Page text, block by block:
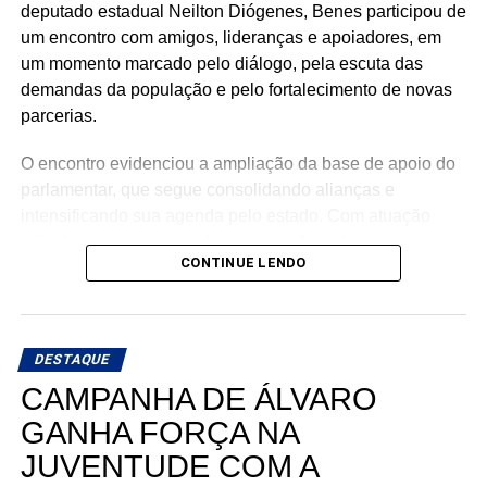
Norte. Um mandato presente, atuante e comprometido em
fazer a diferença na vida dos potiguares.
deputado estadual Neilton Diógenes, Benes participou de
um encontro com amigos, lideranças e apoiadores, em
um momento marcado pelo diálogo, pela escuta das
demandas da população e pelo fortalecimento de novas
parcerias.
O encontro evidenciou a ampliação da base de apoio do
parlamentar, que segue consolidando alianças e
voltada para o municipalismo e a defesa de investimentos
para os municípios potiguares, Benes tem reforçado o
desenvolvimento do Rio Grande do Norte.
A mobilização em Macaíba representa mais um passo na
construção de uma campanha que busca ampliar sua
presença em todas as regiões do estado, fortalecendo o
diálogo com a população e reafirmando o compromisso
com o futuro dos potiguares.
CONTINUE LENDO
DESTAQUE
CAMPANHA DE ÁLVARO
GANHA FORÇA NA
JUVENTUDE COM A